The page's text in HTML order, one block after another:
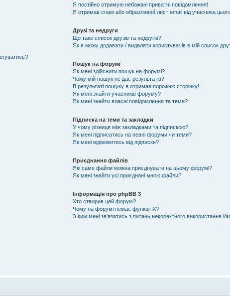
Я постійно отримую небажані приватні повідомлення!
Я отримав спам або образливий лист email від учасника
Друзі та недруги
Що таке список друзів та недругів?
Як я можу додавати / видаляти користувачів в мій список
Пошук на форумі
Як мені здійснити пошук на форумі?
Чому мій пошук не дає результатів?
В результаті пошуку я отримав порожню сторінку!
Як мені знайти учасників форуму?
Як мені знайти власні повідомлення та теми?
Підписка на теми та закладки
У чому різниця між закладками та підпискою?
Як мені підписатись на певні форуми чи теми?
Як мені відмовитись від підписки?
Приєднання файлів
Які саме файли можна приєднувати на цьому форумі?
Як мені знайти усі приєднані мною файли?
Інформація про phpBB 3
Хто створив цей форум?
Чому на форумі немає функції X?
З ким мені зв'язатись з питань некоректного використання